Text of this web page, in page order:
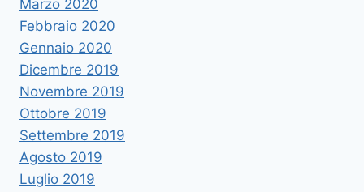
Marzo 2020
Febbraio 2020
Gennaio 2020
Dicembre 2019
Novembre 2019
Ottobre 2019
Settembre 2019
Agosto 2019
Luglio 2019